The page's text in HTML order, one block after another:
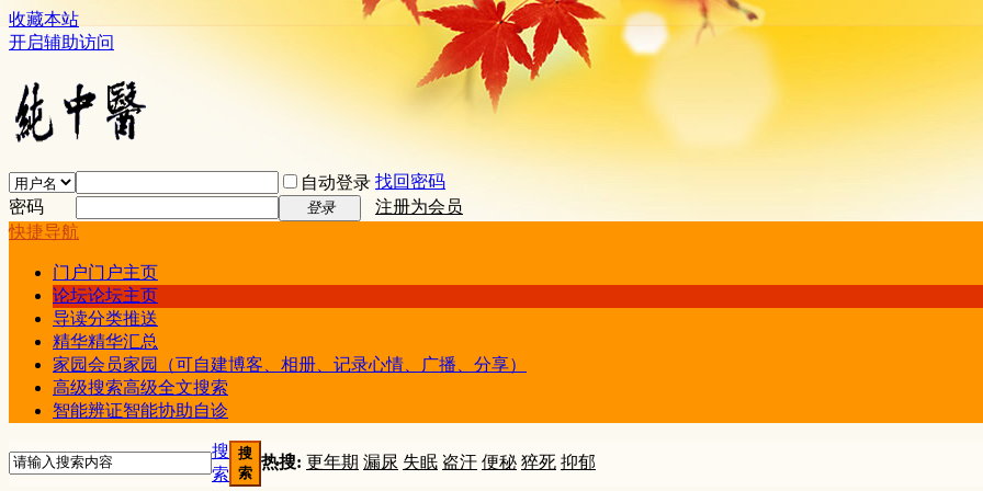
收藏本站
开启辅助访问
自动登录 找回密码
密码
登录
注册为会员
快捷导航
门户门户主页
论坛论坛主页
导读分类推送
精华精华汇总
家园会员家园（可自建博客、相册、记录心情、广播、分享）
高级搜索高级全文搜索
智能辨证智能协助自诊
搜
索
搜
索
热搜: 更年期 漏尿 失眠 盗汗 便秘 猝死 抑郁